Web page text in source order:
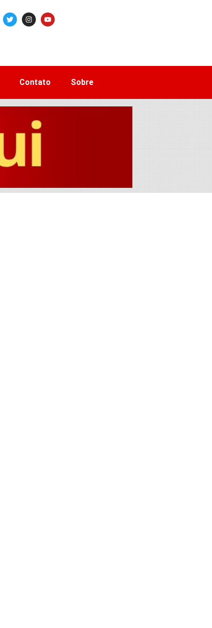
Contato Sobre